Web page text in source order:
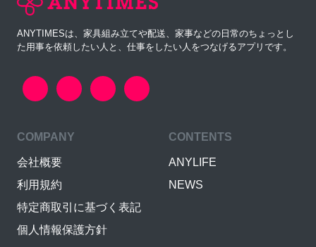
ANYTIMESは、家具組み立てや配送、家事などの日常のちょっとし
た用事を依頼したい人と、仕事をしたい人をつなげるアプリです。
COMPANY
会社概要
利用規約
特定商取引に基づく表記
個人情報保護方針
CONTENTS
ANYLIFE
NEWS